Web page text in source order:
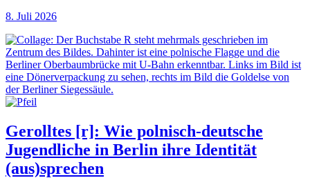
8. Juli 2026
Gerolltes [r]: Wie polnisch-deutsche
Jugendliche in Berlin ihre Identität
(aus)sprechen